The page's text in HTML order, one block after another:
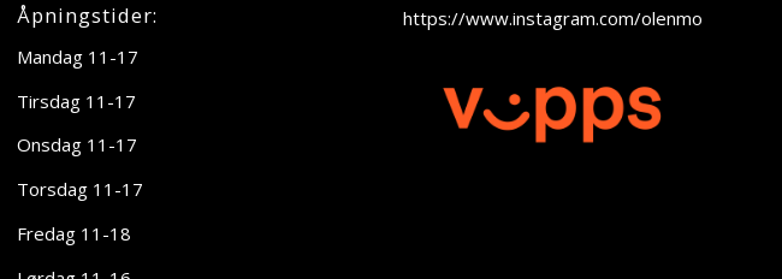
Åpningstider:
Mandag 11-17
Tirsdag 11-17
Onsdag 11-17
Torsdag 11-17
Fredag 11-18
https://www.instagram.com/olenmobel